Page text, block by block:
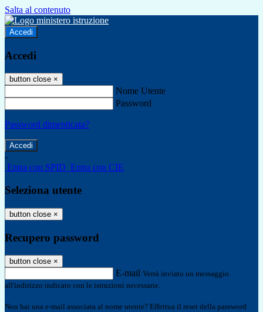
Salta al contenuto
Accedi
Accedi
button close ×
Nome Utente
Password
Password dimenticata?
-
Entra con SPID Entra con CIE
Seleziona utente
button close ×
Recupero password
button close ×
E-mail Verrà inviato un messaggio
all'indirizzo indicato con le istruzioni necessarie.
Non hai una e-mail associata al nome utente? Effettua il reset della password